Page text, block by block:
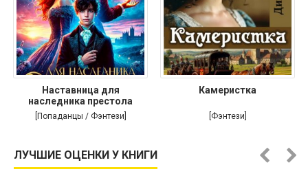
Наставница для
наследника престола
[Попаданцы / Фэнтези]
Камеристка
[Фэнтези]
ЛУЧШИЕ ОЦЕНКИ У КНИГИ